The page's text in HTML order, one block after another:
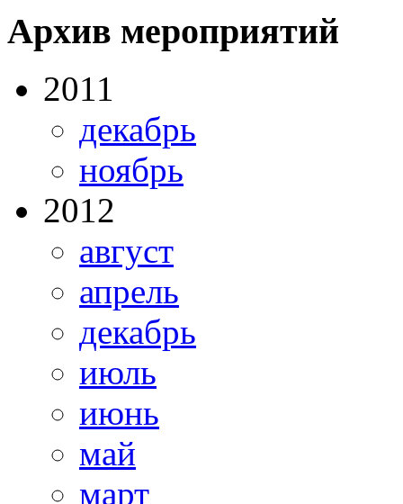
Архив мероприятий
2011
декабрь
ноябрь
2012
август
апрель
декабрь
июль
июнь
май
март